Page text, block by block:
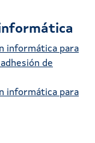
informática para
de
informática para